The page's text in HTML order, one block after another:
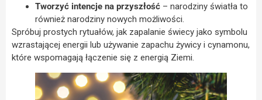
Tworzyć intencje na przyszłość – narodziny światła to
również narodziny nowych możliwości.
Spróbuj prostych rytuałów, jak zapalanie świecy jako symbolu
wzrastającej energii lub używanie zapachu żywicy i cynamonu,
które wspomagają łączenie się z energią Ziemi.